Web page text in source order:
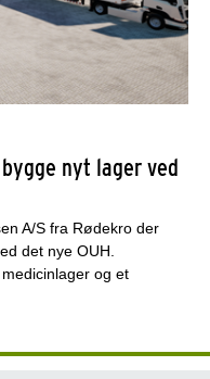
nyt lager ved
A/S fra Rødekro der
det nye OUH.
og et